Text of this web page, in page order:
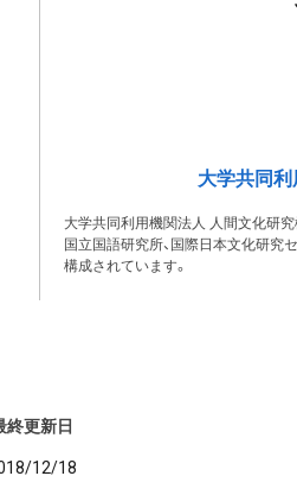
大学共同
大学共同利用機関法人 人間文化研究
国立国語研究所、国際日本文化研究
構成されています。
終更新日
12/18